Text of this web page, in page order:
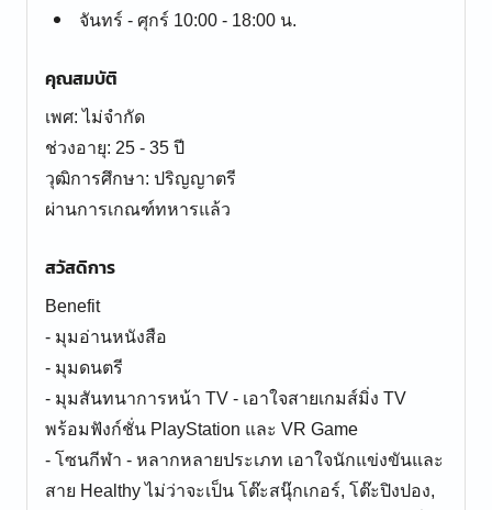
จันทร์ - ศุกร์ 10:00 - 18:00 น.
คุณสมบัติ
เพศ: ไม่จำกัด
ช่วงอายุ: 25 - 35 ปี
วุฒิการศึกษา: ปริญญาตรี
ผ่านการเกณฑ์ทหารแล้ว
สวัสดิการ
Benefit
- มุมอ่านหนังสือ
- มุมดนตรี
- มุมสันทนาการหน้า TV - เอาใจสายเกมส์มิ่ง TV
พร้อมฟังก์ชั่น PlayStation และ VR Game
- โซนกีฬา - หลากหลายประเภท เอาใจนักแข่งขันและ
สาย Healthy ไม่ว่าจะเป็น โต๊ะสนุ๊กเกอร์, โต๊ะปิงปอง,